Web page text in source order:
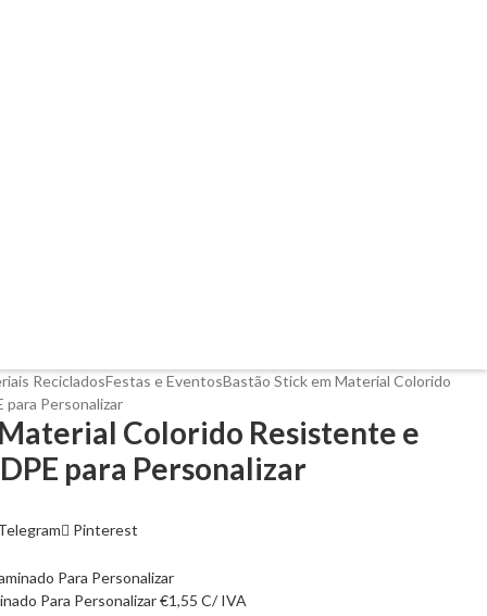
RecicladosFestas e EventosBastão Stick em Material Colorido
para Personalizar
Colorido Resistente e
para Personalizar
Pinterest
Para Personalizar€1,55 C/ IVA